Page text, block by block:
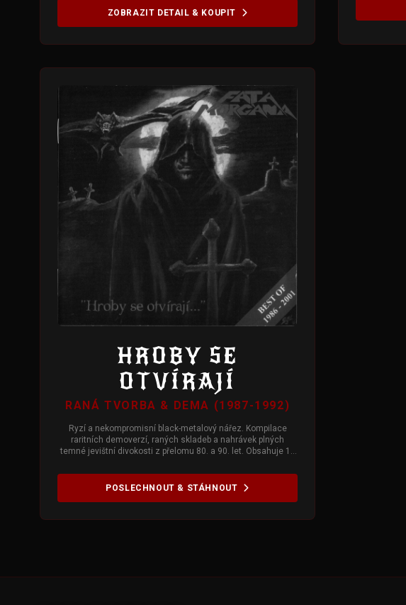
ZOBRAZIT DETAIL & KOUPIT
HROBY SE
OTVÍRAJÍ
RANÁ TVORBA & DEMA (1987-1992)
Ryzí a nekompromisní black-metalový nářez. Kompilace
raritních demoverzí, raných skladeb a nahrávek plných
temné jevištní divokosti z přelomu 80. a 90. let. Obsahuje 14
POSLECHNOUT & STÁHNOUT